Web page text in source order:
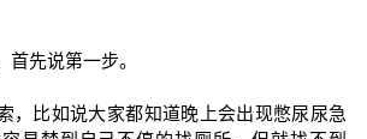
先说第一步。
，比如说大家都知道晚上会出现憋尿尿急